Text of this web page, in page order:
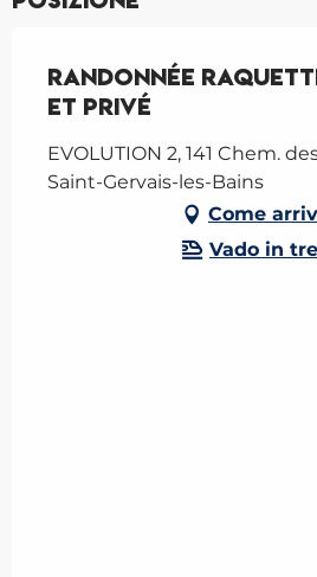
Randonnée
et privé
EVOLUTION 2, 141 Chem.
Saint-Gervais-les-Bains
Come
Vado in